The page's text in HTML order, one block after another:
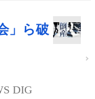
」ら破
DIG